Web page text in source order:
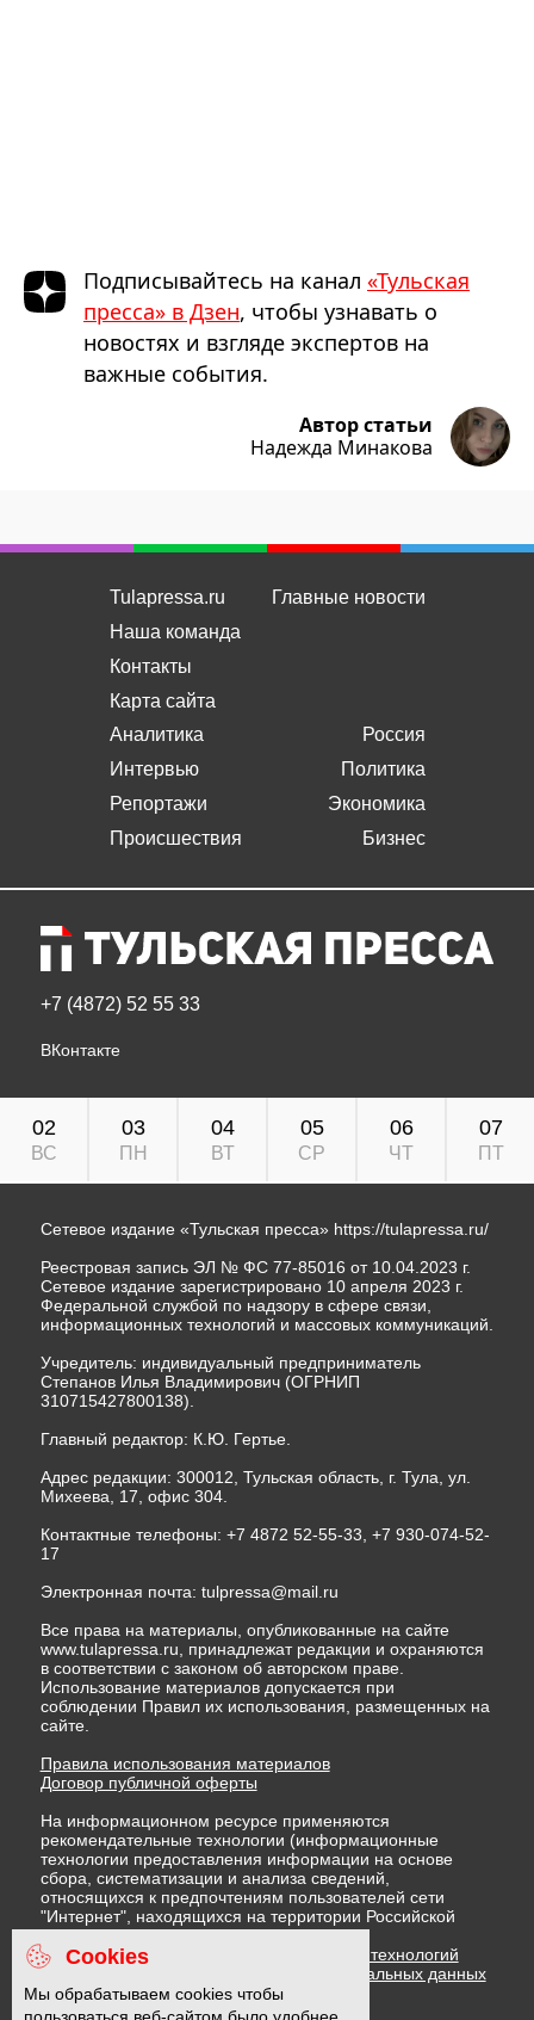
Подписывайтесь на канал «Тульская
пресса» в Дзен, чтобы узнавать о
новостях и взгляде экспертов на
важные события.
Автор статьи
Надежда Минакова
Tulapressa.ru
Наша команда
Контакты
Карта сайта
Главные новости
Аналитика
Интервью
Репортажи
Происшествия
Россия
Политика
Экономика
Бизнес
+7 (4872) 52 55 33
ВКонтакте
02
ВС
03
ПН
04
ВТ
05
СР
06
ЧТ
07
ПТ
Сетевое издание «Тульская пресса» https://tulapressa.ru/
Реестровая запись ЭЛ № ФС 77-85016 от 10.04.2023 г.
Сетевое издание зарегистрировано 10 апреля 2023 г.
Федеральной службой по надзору в сфере связи,
информационных технологий и массовых коммуникаций.
Учредитель: индивидуальный предприниматель
Степанов Илья Владимирович (ОГРНИП
310715427800138).
Главный редактор: К.Ю. Гертье.
Адрес редакции: 300012, Тульская область, г. Тула, ул.
Михеева, 17, офис 304.
Контактные телефоны: +7 4872 52-55-33, +7 930-074-52-
17
Электронная почта: tulpressa@mail.ru
Все права на материалы, опубликованные на сайте
www.tulapressa.ru, принадлежат редакции и охраняются
в соответствии с законом об авторском праве.
Использование материалов допускается при
соблюдении Правил их использования, размещенных на
сайте.
Правила использования материалов
Договор публичной оферты
На информационном ресурсе применяются
рекомендательные технологии (информационные
технологии предоставления информации на основе
сбора, систематизации и анализа сведений,
относящихся к предпочтениям пользователей сети
"Интернет", находящихся на территории Российской
Федерации)
Правила применения рекомендательных технологий
Политика в отношении обработки персональных данных
Политика обработки файлов cookie
Cookies
Мы обрабатываем cookies чтобы